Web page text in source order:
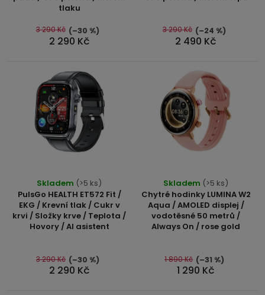
displejem
Sada
se
2
Sada
se
3
bateriemi
Náhradní
a
příslušenství
systémy
Příslušenství
kamerám
Paměťové
karty
Externí
SSD
disky
kabely
USB-
A
/
USB-
USB-
A
/
Esenciální
Značky
tlaku
2 290 Kč
3 290 Kč (–30 %)
5
hvězdiček.
2 490 Kč
3 290 Kč (–24 %)
PulsGo HEALTH ET572 Fit /
EKG / Krevní tlak / Cukr v
krvi / Složky krve / Teplota /
Hovory / AI asistent
Skladem (>5 ks)
2 290 Kč
3 290 Kč (–30 %)
Chytré hodinky LUMINA W2
Aqua / AMOLED displej /
vodotěsné 50 metrů /
Always On / rose gold
hodnocení
produktu
je
4,7
5
hvězdiček.
Skladem (>5 ks)
1 290 Kč
1 890 Kč (–31 %)